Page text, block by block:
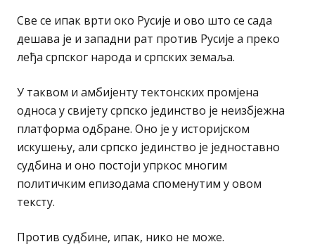
Све се ипак врти око Русије и ово што се сада
дешава је и западни рат против Русије а преко
леђа српског народа и српских земаља.
У таквом и амбијенту тектонских промјена
односа у свијету српско јединство је неизбјежна
платформа одбране. Оно је у историјском
искушењу, али српско јединство је једноставно
судбина и оно постоји упркос многим
политичким епизодама споменутим у овом
тексту.
Против судбине, ипак, нико не може.